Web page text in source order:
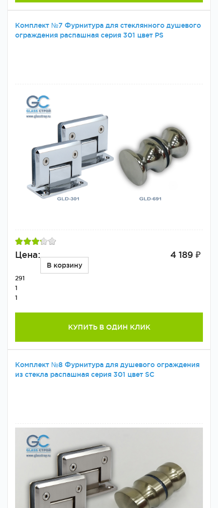
Комплект №7 Фурнитура для стеклянного душевого
ограждения распашная серия 301 цвет PS
Цена: 4 189 ₽
В корзину
291
1
1
КУПИТЬ В ОДИН КЛИК
Комплект №8 Фурнитура для душевого ограждения
из стекла распашная серия 301 цвет SC